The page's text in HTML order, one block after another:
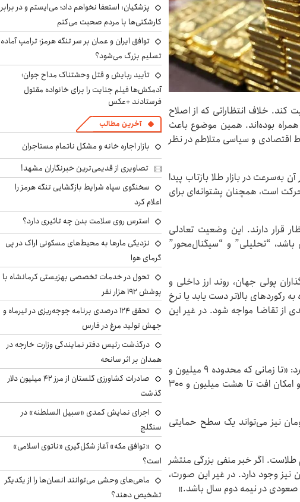
کند. خلاف انتظاراتی که از اصلاح
بوده‌اند. همین موضوع باعث
اقتصادی و سیاسی متلاطم در نظر
در بازار طلا بازتاب پیدا
که در کانال ۱۰۰ هزار تومانی در حرکت است، همچنان پشتوانه‌ای برای
قرار دارند. این وضعیت تعادلی
“تحلیلی” و “سیگنال‌محور”
پولی جهان، روند ارز داخلی و
بالاتر دست یابد یا نرخ
از تقاضا مواجه شود. در غیر این
مجتبی دیبا، کارشناس بازارهای مالی در گفت‌وگو با تجارت‌نیوز اظهار کرد: «تا زمانی که محدوده ۹ میلیون و
۱۰۰ هزار تومان برای طلا شکسته نشود، روند نزولی ادامه خواهد داشت و امکان افت تا هشت میلیون و ۳۰۰
بودیم که محدوده هشت میلیون و ۴۵۰ هزار تومان نیز می‌تواند یک سطح حمایتی
مقاومت مهم طلاست. اگر خبر منفی بزرگی منتشر
امکان رشد تا ۹ میلیون و ۸۰۰ هزار تومان نیز وجود دارد. در غیر این صورت،
صعودی در نیمه دوم سال باشد.»
پزشکیان: استعفا نخواهم داد؛ می‌ایستم و در برابر
کارشکنی‌ها با مردم صحبت می‌کنم
توافق ایران و عمان بر سر تنگه هرمز؛ ترامپ آماده
تسلیم بزرگ می‌شود؟
تأیید ربایش و قتل وحشتناک مداح جوان؛
آدمکش‌ها فیلم جنایت را برای خانواده مقتول
فرستادند +عکس
آخرین مطالب
بازار اجاره خانه و مشکل ناتمام مستاجران
تصاویری از قدیمی‌ترین خبرنگاران مشهد!
سخنگوی سپاه شرایط بازگشایی تنگه هرمز را
اعلام کرد
استرس روی سلامت بدن چه تاثیری دارد؟
نزدیکی مارها به محیط‌های مسکونی اراک در پی
گرمای هوا
تحول در خدمات تخصصی بهزیستی کرمانشاه با
پوشش ۱۹۲ هزار نفر
تحقق ۱۲۴ درصدی برنامه جوجه‌ریزی در تیرماه و
جهش تولید مرغ در فارس
درگذشت رئیس دفتر نمایندگی وزارت خارجه در
همدان بر اثر سانحه
صادرات کشاورزی گلستان از مرز ۴۲ میلیون دلار
گذشت
اجرای نمایش کمدی «سبیل السلطنه» در
سنگلج
«توافق مکه» آغاز شکل‌گیری «ناتوی اسلامی»
است؟
ماهی‌های وحشی می‌توانند انسان‌ها را از یکدیگر
تشخیص دهند؟